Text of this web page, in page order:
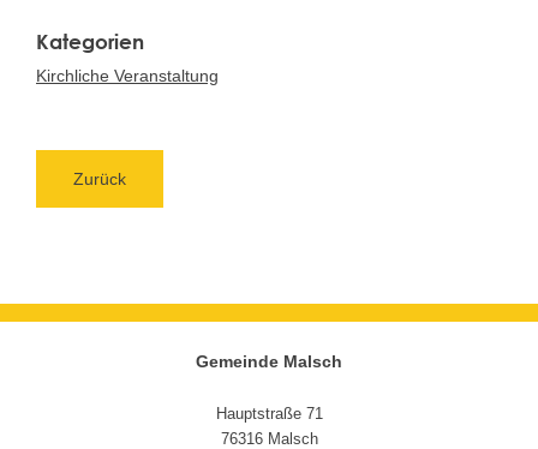
Kirchliche Veranstaltung
Zurück
Gemeinde Malsch
Hauptstraße 71
76316 Malsch